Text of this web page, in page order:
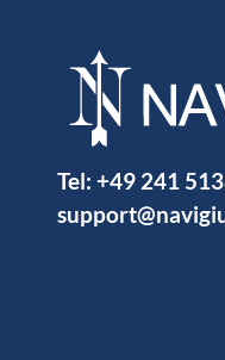
Tel: +49 241